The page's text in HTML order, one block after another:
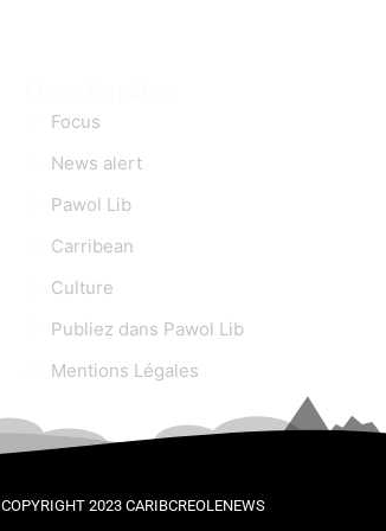
Focus
News alert
Pawol Lib
Carribean
Culture
Publiez dans Pawol Lib
Mentions Légales
COPYRIGHT 2023 CARIBCREOLENEWS